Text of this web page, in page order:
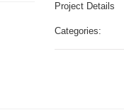
Project Details
Categories: